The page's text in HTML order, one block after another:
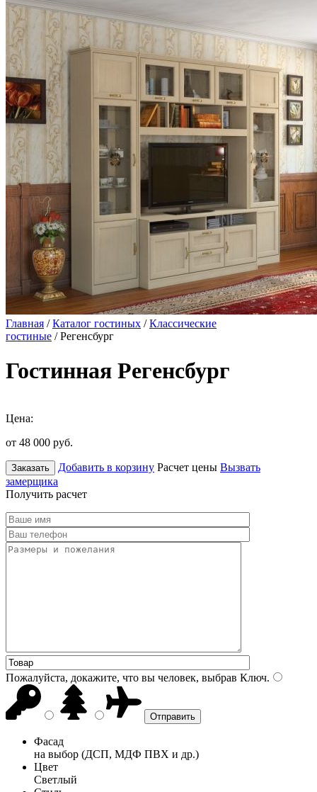
Главная /Каталог гостиных /Классические
гостиные / Регенсбург
Гостинная Регенсбург
Цена:
от 48 000 руб.
Заказать Добавить в корзину Расчет цены Вызвать
замерщика
Получить расчет
Пожалуйста, докажите, что вы человек, выбрав Ключ.
Фасад
на выбор (ДСП, МДФ ПВХ и др.)
Цвет
Светлый